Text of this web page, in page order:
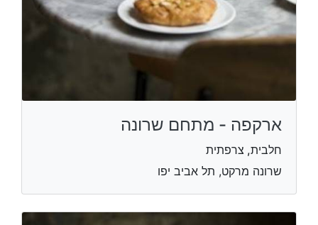
ארקפה - מתחם שרונה
חלבית, צרפתית
שרונה מרקט, תל אביב יפו